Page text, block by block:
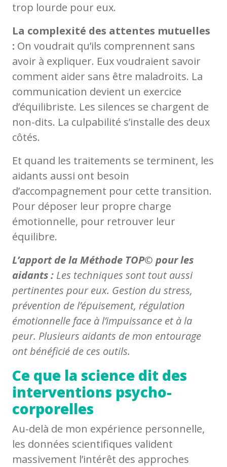
trop lourde pour eux.
La complexité des attentes mutuelles
: On voudrait qu’ils comprennent sans
avoir à expliquer. Eux voudraient savoir
comment aider sans être maladroits. La
communication devient un exercice
d’équilibriste. Les silences se chargent de
non-dits. La culpabilité s’installe des deux
côtés.
Et quand les traitements se terminent, les
aidants aussi ont besoin
d’accompagnement pour cette transition.
Pour déposer leur propre charge
émotionnelle, pour retrouver leur
équilibre.
L’apport de la Méthode TOP© pour les
aidants : Les techniques sont tout aussi
pertinentes pour eux. Gestion du stress,
prévention de l’épuisement, régulation
émotionnelle face à l’impuissance et à la
peur. Plusieurs aidants de mon entourage
ont bénéficié de ces outils.
Ce que la science dit des
interventions psycho-
corporelles
Au-delà de mon expérience personnelle,
les données scientifiques valident
massivement l’intérêt des approches